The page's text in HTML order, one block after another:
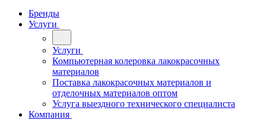
Бренды
Услуги
Услуги
Компьютерная колеровка лакокрасочных
материалов
Поставка лакокрасочных материалов и
отделочных материалов оптом
Услуга выездного технического специалиста
Компания